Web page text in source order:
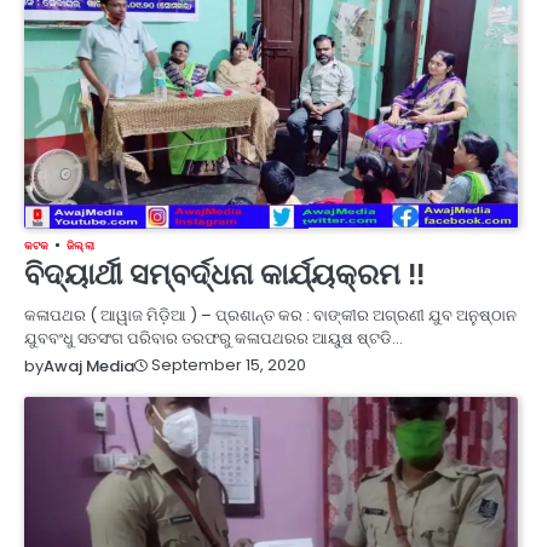
କଟକ ଜିଲ୍ଲା
ବିଦ୍ୟାର୍ଥୀ ସମ୍ବର୍ଦ୍ଧନା କାର୍ଯ୍ୟକ୍ରମ !!
କଳାପଥର ( ଆୱାଜ ମିଡ଼ିଆ ) – ପ୍ରଶାନ୍ତ କର : ବାଙ୍କୀର ଅଗ୍ରଣୀ ଯୁବ ଅନୁଷ୍ଠାନ
ଯୁବବଂଧୁ ସତସଂଗ ପରିବାର ତରଫରୁ କଳାପଥରର ଆୟୁଷ ଷ୍ଟଡି…
byAwaj Media September 15, 2020